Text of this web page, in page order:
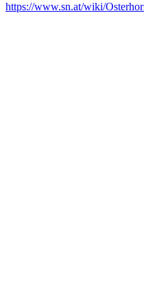
https://www.sn.at/wiki/